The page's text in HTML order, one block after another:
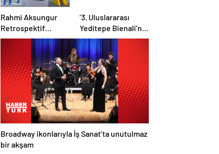
Rahmi Aksungur
Retrospektif
sergisi açıldı
‘3. Uluslararası
Yeditepe Bienali’nin
açılışı yapıldı
Broadway ikonlarıyla İş Sanat’ta unutulmaz
bir akşam